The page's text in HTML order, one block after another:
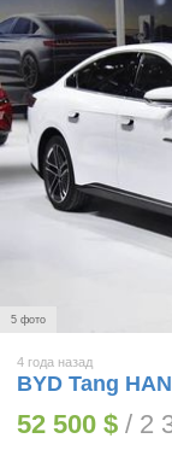
5 фото
4 года назад
BYD Tang HAN
52 500 $ / 2